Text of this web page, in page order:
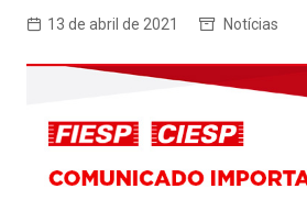
13 de abril de 2021 Notícias